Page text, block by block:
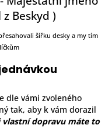
Beskyd )
šířku desky a my tím
dle vámi zvoleného
tak, aby k vám dorazil
vlastní dopravu máte to